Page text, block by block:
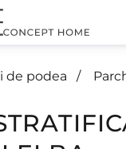
de podea